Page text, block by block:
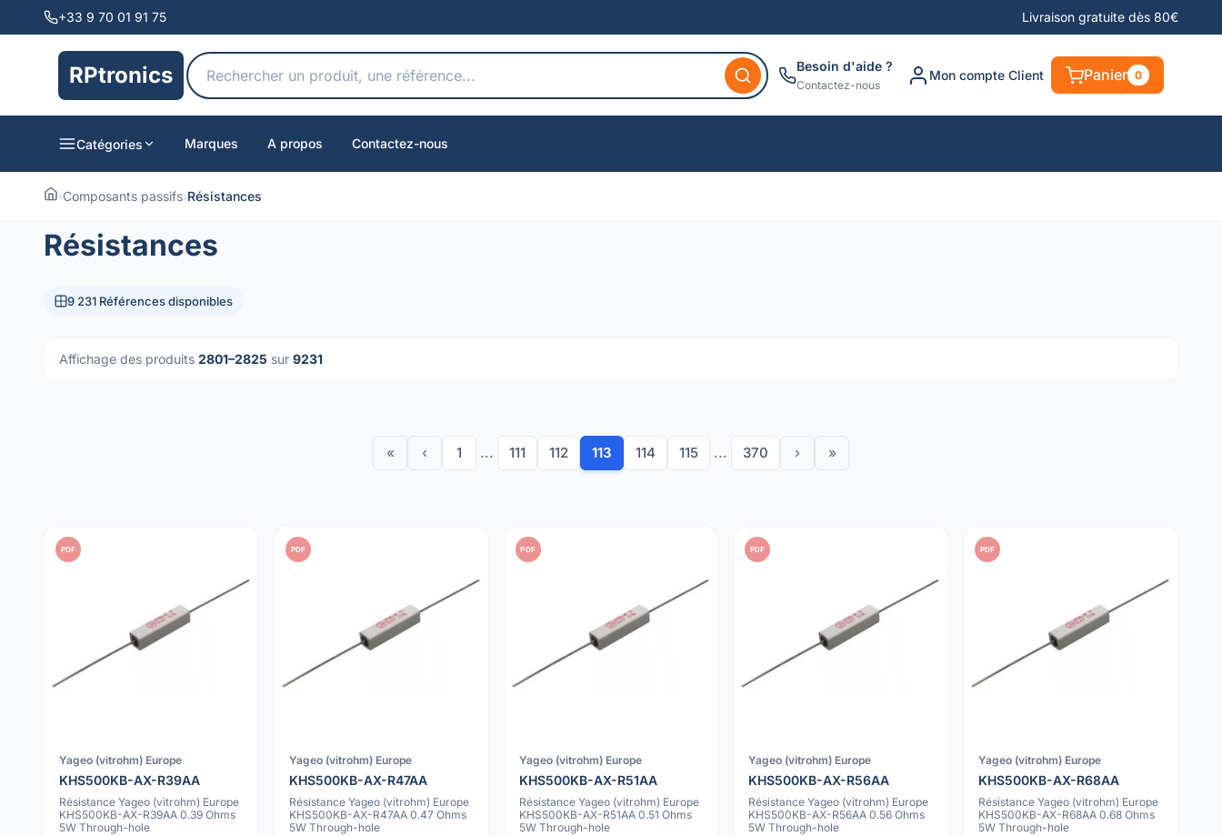
+33 9 70 01 91 75 Livraison gratuite dès 80€
RPtronics Besoin d'aide ?
Contactez-nous
Mon compte Client Panier 0
Catégories Marques A propos Contactez-nous
›Composants passifs›Résistances
Résistances
9 231 Références disponibles
Affichage des produits 2801–2825 sur 9231
« ‹ 1 ... 111 112 113 114 115 ... 370 › »
PDF
Yageo (vitrohm) Europe
KHS500KB-AX-R39AA
Résistance Yageo (vitrohm) Europe
KHS500KB-AX-R39AA 0.39 Ohms
5W Through-hole
PDF
Yageo (vitrohm) Europe
KHS500KB-AX-R47AA
Résistance Yageo (vitrohm) Europe
KHS500KB-AX-R47AA 0.47 Ohms
5W Through-hole
PDF
Yageo (vitrohm) Europe
KHS500KB-AX-R51AA
Résistance Yageo (vitrohm) Europe
KHS500KB-AX-R51AA 0.51 Ohms
5W Through-hole
PDF
Yageo (vitrohm) Europe
KHS500KB-AX-R56AA
Résistance Yageo (vitrohm) Europe
KHS500KB-AX-R56AA 0.56 Ohms
5W Through-hole
PDF
Yageo (vitrohm) Europe
KHS500KB-AX-R68AA
Résistance Yageo (vitrohm) Europe
KHS500KB-AX-R68AA 0.68 Ohms
5W Through-hole